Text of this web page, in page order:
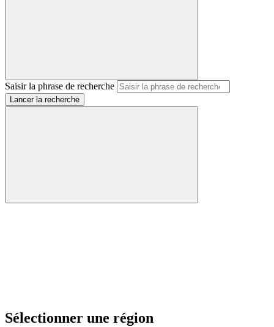
Saisir la phrase de recherche
Lancer la recherche
Sélectionner une région